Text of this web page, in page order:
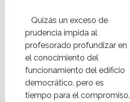
Quizás un exceso de
prudencia impida al
profesorado profundizar en
el conocimiento del
funcionamiento del edificio
democrático, pero es
tiempo para el compromiso.